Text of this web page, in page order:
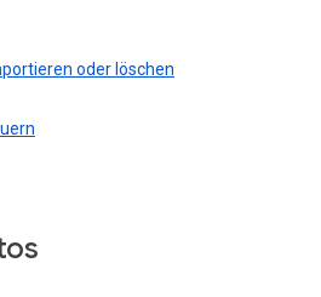
oder löschen